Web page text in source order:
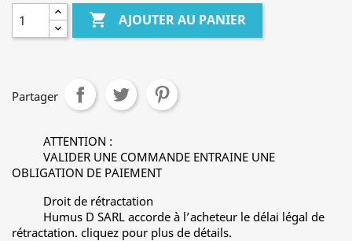
 AJOUTER AU PANIER
Partager
ATTENTION :
VALIDER UNE COMMANDE ENTRAINE UNE
OBLIGATION DE PAIEMENT
Droit de rétractation
Humus D SARL accorde à l’acheteur le délai légal de
rétractation. cliquez pour plus de détails.